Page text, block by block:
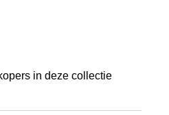
in deze collectie